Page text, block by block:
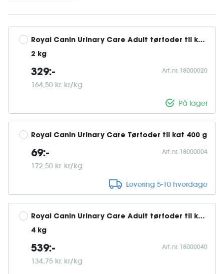
Royal Canin Urinary Care Adult tørfoder til kat
2 kg
329:-
164,50 kr. kr/kg
Art. nr. 18000020
På lager
Royal Canin Urinary Care Tørfoder til kat 400 g
69:-
172,50 kr. kr/kg
Art. nr. 18000004
Levering 5-10 hverdage
Royal Canin Urinary Care Adult tørfoder til kat
4 kg
539:-
134,75 kr. kr/kg
Art. nr. 18000040